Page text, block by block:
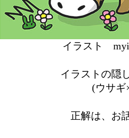
イラスト
イラストの隠
(ウサギ
正解は、お